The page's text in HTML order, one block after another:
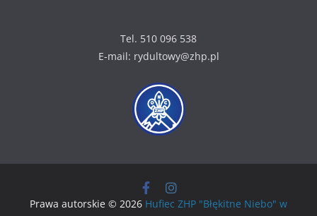
Tel. 510 096 538
E-mail: rydultowy@zhp.pl
Prawa autorskie © 2026 Hufiec ZHP "Błękitne Niebo" w